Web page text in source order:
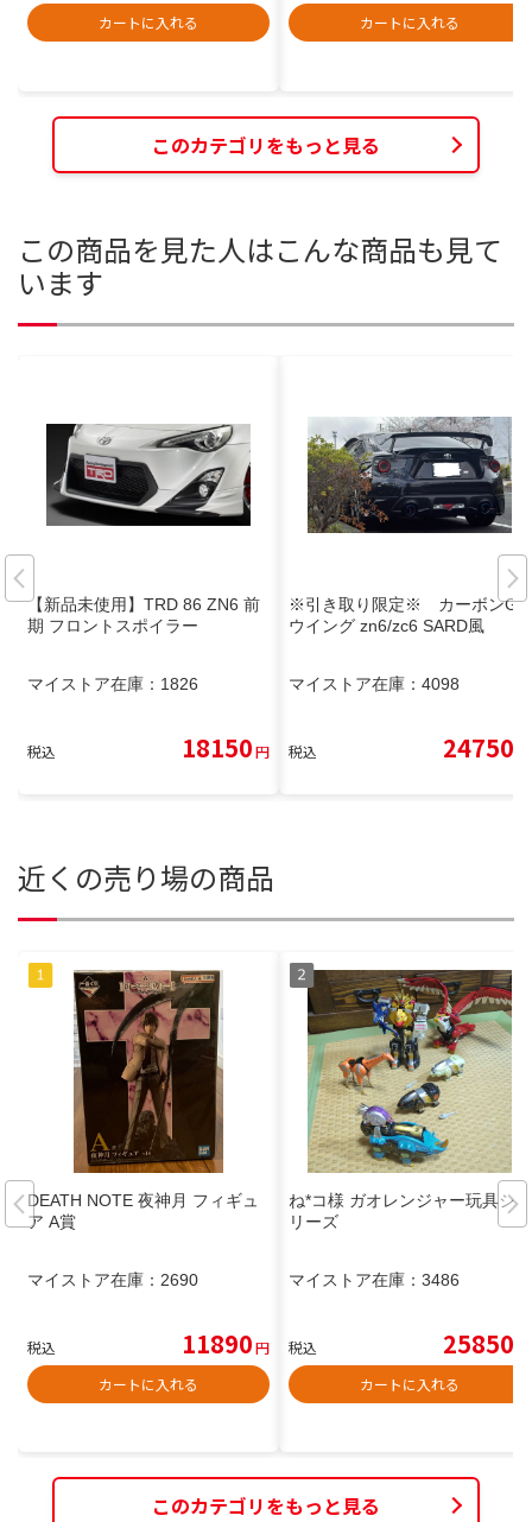
カートに入れる
カートに入れる
このカテゴリをもっと見る
この商品を見た人はこんな商品も見て
います
【新品未使用】TRD 86 ZN6 前
期 フロントスポイラー
マイストア在庫： 1826
税込 18150円
※引き取り限定※ カーボンGT
ウイング zn6/zc6 SARD風
マイストア在庫： 4098
税込 24750
近くの売り場の商品
DEATH NOTE 夜神月 フィギュ
ア A賞
マイストア在庫： 2690
税込 11890円
カートに入れる
ね*コ様 ガオレンジャー玩具シ
リーズ
マイストア在庫： 3486
税込 25850
カートに入れる
このカテゴリをもっと見る